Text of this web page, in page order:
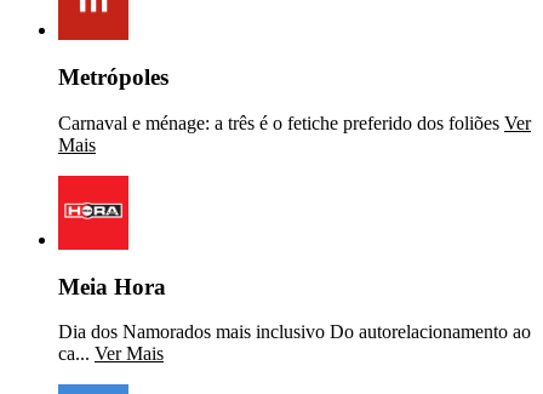
Metrópoles
Carnaval e ménage: a três é o fetiche preferido dos foliões Ver
Mais
Meia Hora
Dia dos Namorados mais inclusivo Do autorelacionamento ao
ca... Ver Mais